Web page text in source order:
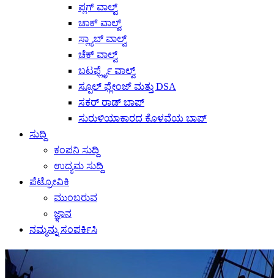
ಪ್ಲಗ್ ವಾಲ್ವ್
ಚಾಕ್ ವಾಲ್ವ್
ಸ್ಲ್ಯಾಬ್ ವಾಲ್ವ್
ಚೆಕ್ ವಾಲ್ವ್
ಬಟರ್ಫ್ಲೈ ವಾಲ್ವ್
ಸ್ಪೂಲ್ ಫ್ಲೇಂಜ್ ಮತ್ತು DSA
ಸಕರ್ ರಾಡ್ ಬಾಪ್
ಸುರುಳಿಯಾಕಾರದ ಕೊಳವೆಯ ಬಾಪ್
ಸುದ್ದಿ
ಕಂಪನಿ ಸುದ್ದಿ
ಉದ್ಯಮ ಸುದ್ದಿ
ಪೆಟ್ರೋವಿಕಿ
ಮುಂಬರುವ
ಜ್ಞಾನ
ನಮ್ಮನ್ನು ಸಂಪರ್ಕಿಸಿ